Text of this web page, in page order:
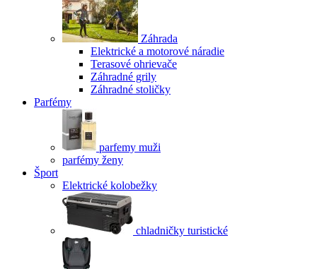
Záhrada
Elektrické a motorové náradie
Terasové ohrievače
Záhradné grily
Záhradné stoličky
Parfémy
parfemy muži
parfémy ženy
Šport
Elektrické kolobežky
chladničky turistické